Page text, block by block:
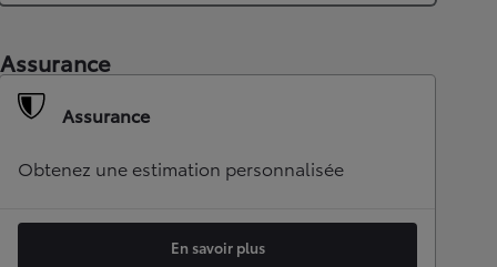
Assurance
Assurance
Obtenez une estimation personnalisée
En savoir plus